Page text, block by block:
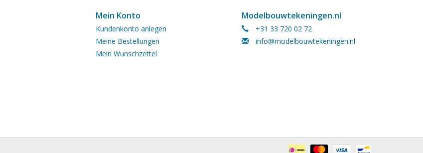
Mein Konto
Kundenkonto anlegen
Meine Bestellungen
Mein Wunschzettel
Modelbouwtekeningen.nl
+31 33 720 02 72
info@modelbouwtekeningen.nl